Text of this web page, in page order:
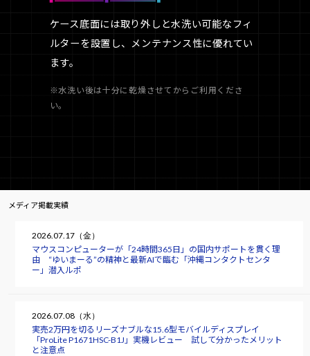
ケース底面には取り外しと水洗い可能なフィ
ルターを設置し、メンテナンス性に優れてい
ます。
※水洗い後は十分に乾燥させてからご利用くださ
い。
メディア掲載実績
2026.07.17（金）
マウスコンピューターが「24時間365日」の国内サポートを貫く理
由 “ゆいまーる”の精神と最新AIで臨む「沖縄コンタクトセンタ
ー」潜入ルポ
2026.07.08（水）
実売2万円を切るリーズナブルな15.6型モバイルディスプレイ
「ProLite P1671HSC-B1J」実機レビュー 試して分かったメリット
と注意点